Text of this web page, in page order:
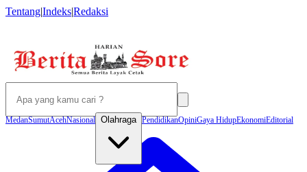
Tentang|Indeks|Redaksi
MedanSumutAcehNasional Olahraga PendidikanOpiniGaya HidupEkonomiEditorial